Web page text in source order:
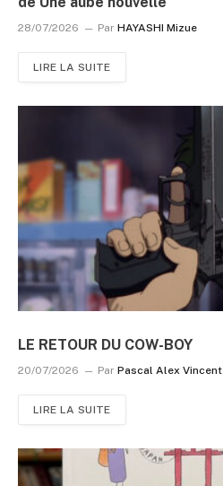
28/07/2026 Par HAYASHI Mizue
LIRE LA SUITE
LE RETOUR DU COW-BOY
20/07/2026 Par Pascal Alex Vincent
LIRE LA SUITE